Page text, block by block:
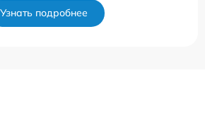
Узнать подробнее